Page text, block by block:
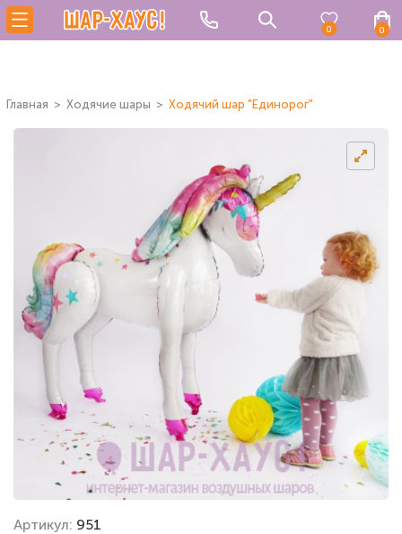
0 0
Главная Ходячие шары Ходячий шар "Единорог"
Артикул: 951